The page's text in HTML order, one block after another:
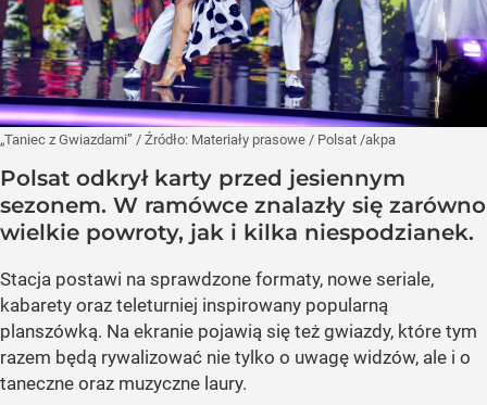
„Taniec z Gwiazdami” / Źródło: Materiały prasowe / Polsat /akpa
Polsat odkrył karty przed jesiennym
sezonem. W ramówce znalazły się zarówno
wielkie powroty, jak i kilka niespodzianek.
Stacja postawi na sprawdzone formaty, nowe seriale,
kabarety oraz teleturniej inspirowany popularną
planszówką. Na ekranie pojawią się też gwiazdy, które tym
razem będą rywalizować nie tylko o uwagę widzów, ale i o
taneczne oraz muzyczne laury.